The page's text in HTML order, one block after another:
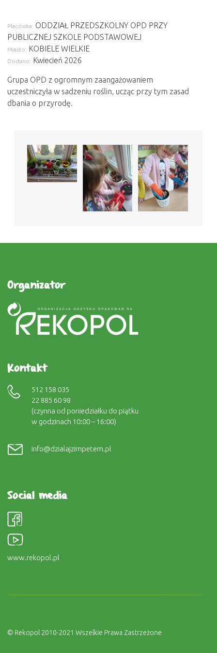
Placówka: ODDZIAŁ PRZEDSZKOLNY OPD PRZY
PUBLICZNEJ SZKOLE PODSTAWOWEJ
Miasto: KOBIELE WIELKIE
Dodano: Kwiecień 2026
Grupa OPD z ogromnym zaangażowaniem
uczestniczyła w sadzeniu roślin, ucząc przy tym zasad
dbania o przyrodę.
Organizator
Kontakt
512 158 035
22 885 60 98
(czynna od poniedziałku do piątku
w godzinach 10:00 – 16:00)
info@dzialajzimpetem.pl
Social media
www.rekopol.pl
© Rekopol 2010-2021 Wszelkie Prawa Zastrzeżone